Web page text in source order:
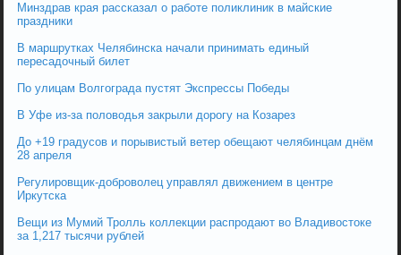
Минздрав края рассказал о работе поликлиник в майские
праздники
В маршрутках Челябинска начали принимать единый
пересадочный билет
По улицам Волгограда пустят Экспрессы Победы
В Уфе из-за половодья закрыли дорогу на Козарез
До +19 градусов и порывистый ветер обещают челябинцам днём
28 апреля
Регулировщик-доброволец управлял движением в центре
Иркутска
Вещи из Мумий Тролль коллекции распродают во Владивостоке
за 1,217 тысячи рублей